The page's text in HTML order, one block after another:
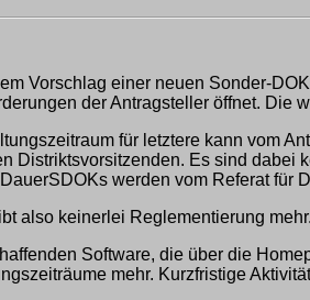
Vorschlag einer neuen Sonder-
der Antragsteller öffnet. Die
für letztere kann vom
Es sind dabei
werden vom Referat für
also keinerlei Reglementierung
Software, die über die
mehr. Kurzfristige